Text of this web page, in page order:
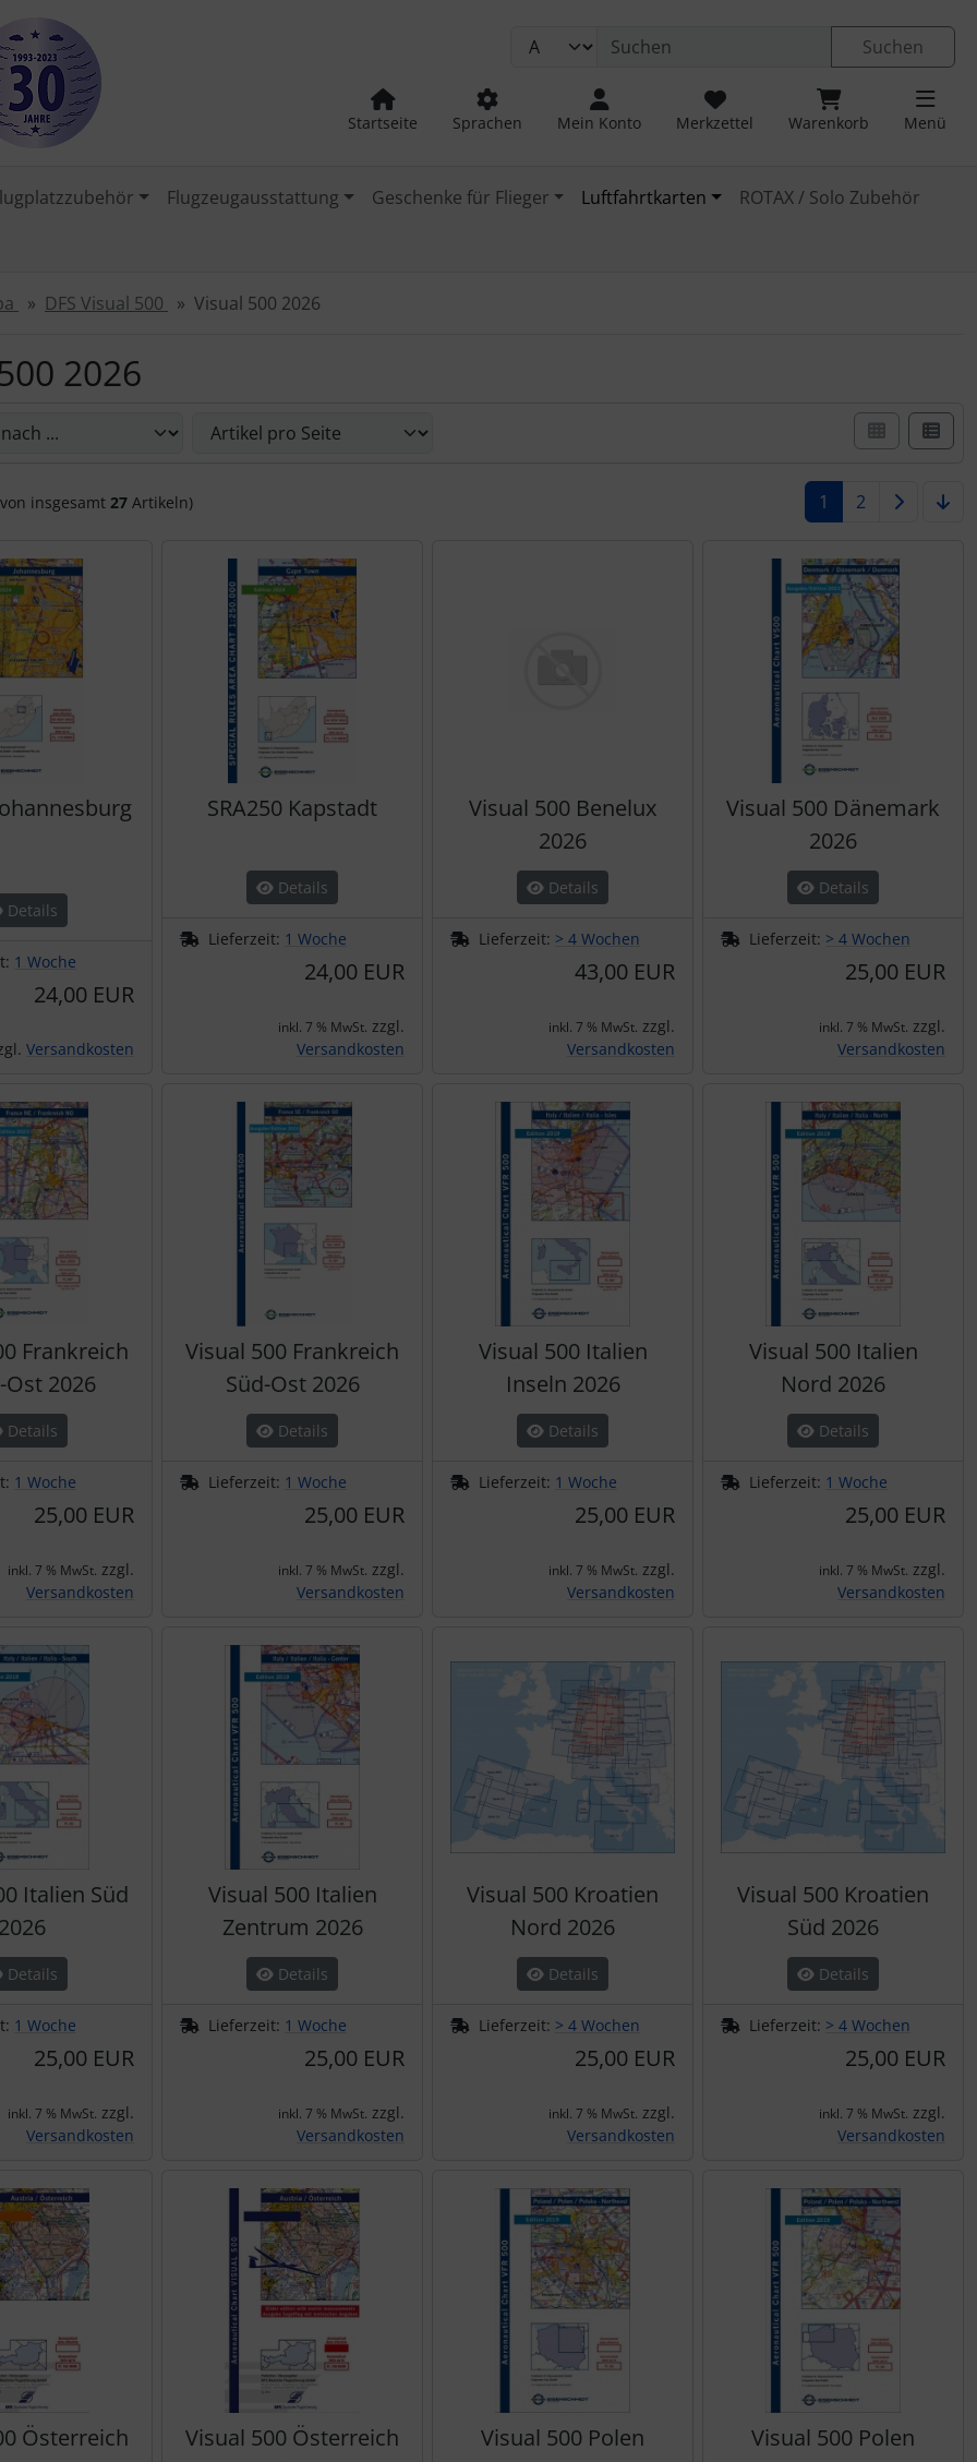
Suchen
Startseite Sprachen Mein Konto Merkzettel Warenkorb Menü
Flugzeugausstattung Geschenke für Flieger Luftfahrtkarten
ROTAX / Solo Zubehör
DFS Visual 500 Visual 500 2026
2026
insgesamt 27 Artikeln) 1 2
Details
1 Woche
24,00 EUR
Versandkosten
SRA250 Kapstadt
Details
Lieferzeit: 1 Woche
24,00 EUR
inkl. 7 % MwSt. zzgl.
Versandkosten
Visual 500 Benelux
2026
Details
Lieferzeit: > 4 Wochen
43,00 EUR
inkl. 7 % MwSt. zzgl.
Versandkosten
Visual 500 Dänemark
2026
Details
Lieferzeit: > 4 Wochen
25,00 EUR
inkl. 7 % MwSt. zzgl.
Versandkosten
Frankreich
2026
Details
1 Woche
25,00 EUR
inkl. 7 % MwSt. zzgl.
Versandkosten
Visual 500 Frankreich
Süd-Ost 2026
Details
Lieferzeit: 1 Woche
25,00 EUR
inkl. 7 % MwSt. zzgl.
Versandkosten
Visual 500 Italien
Inseln 2026
Details
Lieferzeit: 1 Woche
25,00 EUR
inkl. 7 % MwSt. zzgl.
Versandkosten
Visual 500 Italien
Nord 2026
Details
Lieferzeit: 1 Woche
25,00 EUR
inkl. 7 % MwSt. zzgl.
Versandkosten
Italien Süd
2026
Details
1 Woche
25,00 EUR
inkl. 7 % MwSt. zzgl.
Versandkosten
Visual 500 Italien
Zentrum 2026
Details
Lieferzeit: 1 Woche
25,00 EUR
inkl. 7 % MwSt. zzgl.
Versandkosten
Visual 500 Kroatien
Nord 2026
Details
Lieferzeit: > 4 Wochen
25,00 EUR
inkl. 7 % MwSt. zzgl.
Versandkosten
Visual 500 Kroatien
Süd 2026
Details
Lieferzeit: > 4 Wochen
25,00 EUR
inkl. 7 % MwSt. zzgl.
Versandkosten
Österreich
Visual 500 Österreich
Visual 500 Polen
Visual 500 Polen